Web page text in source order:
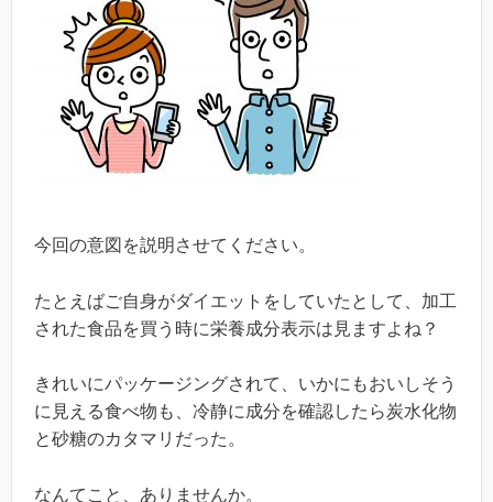
今回の意図を説明させてください。
たとえばご自身がダイエットをしていたとして、加工
された食品を買う時に栄養成分表示は見ますよね？
きれいにパッケージングされて、いかにもおいしそう
に見える食べ物も、冷静に成分を確認したら炭水化物
と砂糖のカタマリだった。
なんてこと、ありませんか。